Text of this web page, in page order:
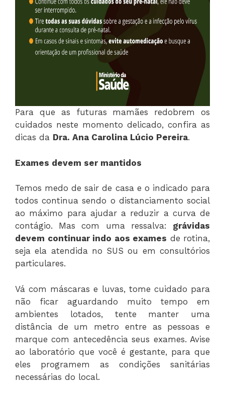
Para que as futuras mamães redobrem os
cuidados neste momento delicado, confira as
dicas da Dra. Ana Carolina Lúcio Pereira.
Exames devem ser mantidos
Temos medo de sair de casa e o indicado para
todos continua sendo o distanciamento social
ao máximo para ajudar a reduzir a curva de
contágio. Mas com uma ressalva: grávidas
devem continuar indo aos exames de rotina,
seja ela atendida no SUS ou em consultórios
particulares.
Vá com máscaras e luvas, tome cuidado para
não ficar aguardando muito tempo em
ambientes lotados, tente manter uma
distância de um metro entre as pessoas e
marque com antecedência seus exames. Avise
ao laboratório que você é gestante, para que
eles programem as condições sanitárias
necessárias do local.